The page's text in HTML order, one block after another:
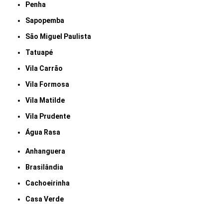
Penha
Sapopemba
São Miguel Paulista
Tatuapé
Vila Carrão
Vila Formosa
Vila Matilde
Vila Prudente
Água Rasa
Anhanguera
Brasilândia
Cachoeirinha
Casa Verde